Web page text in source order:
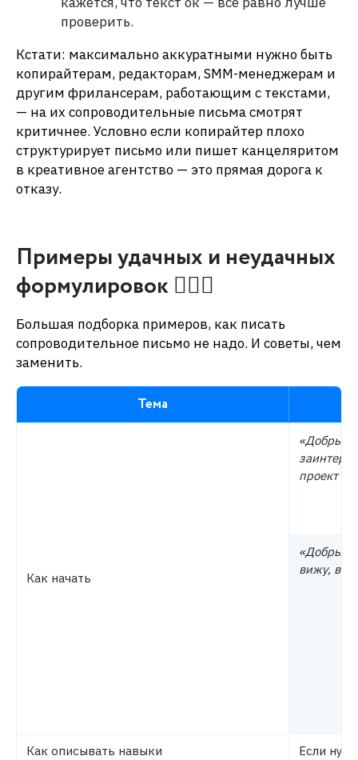
проверить.
Кстати: максимально аккуратными нужно быть
копирайтерам, редакторам, SMM-менеджерам и
другим фрилансерам, работающим с текстами,
— на их сопроводительные письма смотрят
критичнее. Условно если копирайтер плохо
структурирует письмо или пишет канцеляритом
в креативное агентство — это прямая дорога к
отказу.
Примеры удачных и неудачных
формулировок 💁🏻‍♀️
Большая подборка примеров, как писать
сопроводительное письмо не надо. И советы, чем
заменить.
Тема
Как начать
«Добрый
проект
«Добрый
вижу, вы
Как описывать навыки
Если